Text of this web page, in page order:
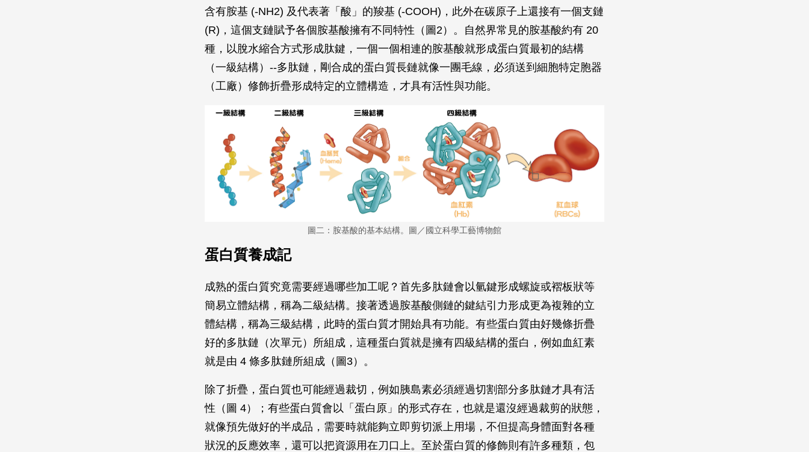
含有胺基 (-NH2) 及代表著「酸」的羧基 (-COOH)，此外在碳原子上還接有一個支鏈
(R)，這個支鏈賦予各個胺基酸擁有不同特性（圖2）。自然界常見的胺基酸約有 20
種，以脫水縮合方式形成肽鍵，一個一個相連的胺基酸就形成蛋白質最初的結構
（一級結構）--多肽鏈，剛合成的蛋白質長鏈就像一團毛線，必須送到細胞特定胞器
（工廠）修飾折疊形成特定的立體構造，才具有活性與功能。
圖二：胺基酸的基本結構。圖／國立科學工藝博物館
蛋白質養成記
成熟的蛋白質究竟需要經過哪些加工呢？首先多肽鏈會以氫鍵形成螺旋或褶板狀等
簡易立體結構，稱為二級結構。接著透過胺基酸側鏈的鍵結引力形成更為複雜的立
體結構，稱為三級結構，此時的蛋白質才開始具有功能。有些蛋白質由好幾條折疊
好的多肽鏈（次單元）所組成，這種蛋白質就是擁有四級結構的蛋白，例如血紅素
就是由 4 條多肽鏈所組成（圖3）。
除了折疊，蛋白質也可能經過裁切，例如胰島素必須經過切割部分多肽鏈才具有活
性（圖 4）；有些蛋白質會以「蛋白原」的形式存在，也就是還沒經過裁剪的狀態，
就像預先做好的半成品，需要時就能夠立即剪切派上用場，不但提高身體面對各種
狀況的反應效率，還可以把資源用在刀口上。至於蛋白質的修飾則有許多種類，包